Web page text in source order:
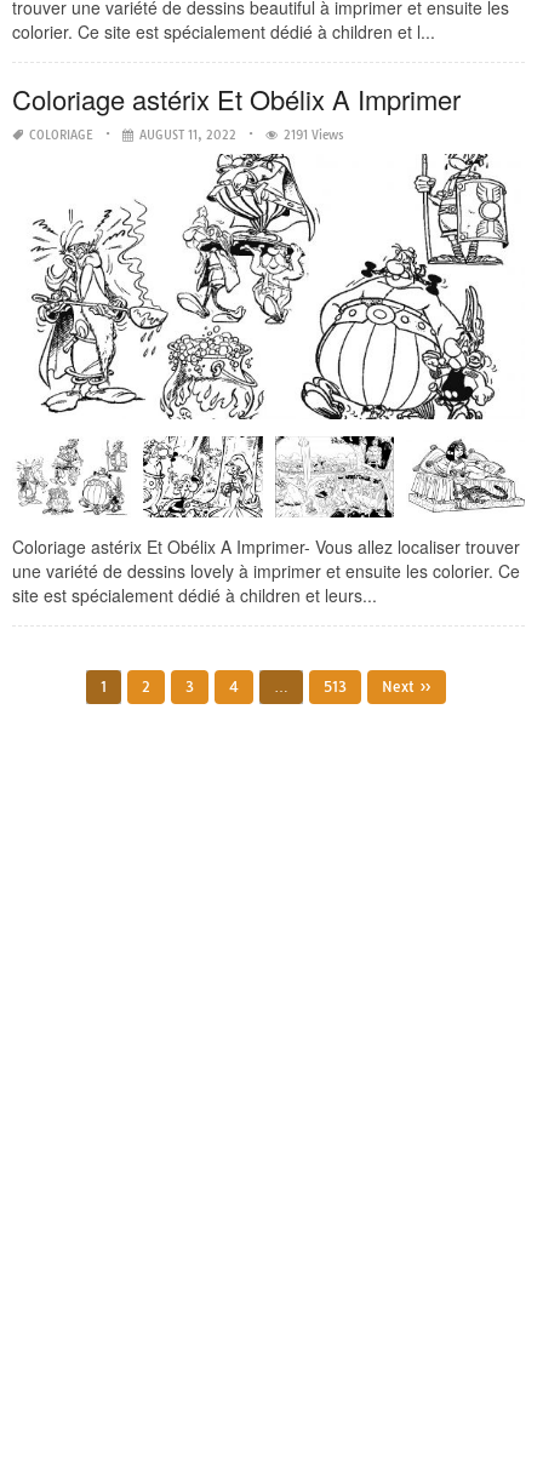
trouver une variété de dessins beautiful à imprimer et ensuite les
colorier. Ce site est spécialement dédié à children et l...
Coloriage astérix Et Obélix A Imprimer
COLORIAGE AUGUST 11, 2022 2191 Views
Coloriage astérix Et Obélix A Imprimer- Vous allez localiser trouver
une variété de dessins lovely à imprimer et ensuite les colorier. Ce
site est spécialement dédié à children et leurs...
1 2 3 4 … 513 Next »